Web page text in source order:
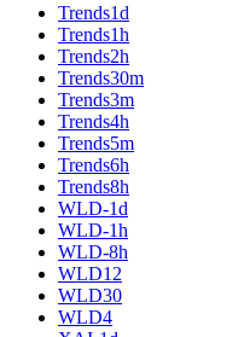
Trends1d
Trends1h
Trends2h
Trends30m
Trends3m
Trends4h
Trends5m
Trends6h
Trends8h
WLD-1d
WLD-1h
WLD-8h
WLD12
WLD30
WLD4